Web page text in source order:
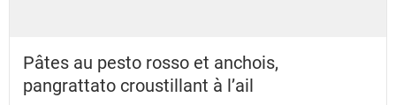
Pâtes au pesto rosso et anchois,
pangrattato croustillant à l’ail